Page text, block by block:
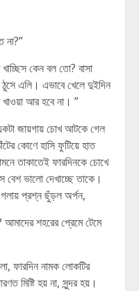
না?”
কেন বল তো? বাসা
এলি। এভাবে খেলে দুইদিন
খাওয়া আর হবে না। ”
জায়গায় চোখ আটকে গেল
কোণে হাসি ফুটিয়ে হাত
তাকাতেই ফারদিনকে চোখে
বেশ ভালো দেখাচ্ছে তাকে।
গলায় প্রশ্ন ছুঁড়ল অর্পন,
শহরের প্রেমে টেমে
ফারদিন নামক লোকটির
মিষ্টি হয় না, সুন্দর হয়।